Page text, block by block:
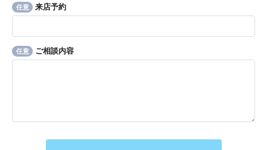
任意 来店予約
任意 ご相談内容